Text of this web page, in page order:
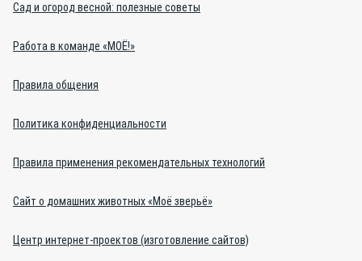
Сад и огород весной: полезные советы
Работа в команде «МОЁ!»
Правила общения
Политика конфиденциальности
Правила применения рекомендательных технологий
Сайт о домашних животных «Моё зверьё»
Центр интернет-проектов (изготовление сайтов)